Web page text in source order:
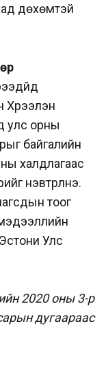
дөхөмтэй
улс орны
байгалийн
халдлагаас
нэвтрүүлнэ.
тоог
Улс
2020 оны 3-р
дугаараас